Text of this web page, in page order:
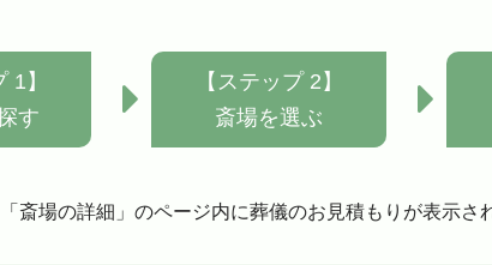
1】
す
【ステップ 2】
斎場を選ぶ
斎場の詳細」のページ内に葬儀のお見積もりが表示さ